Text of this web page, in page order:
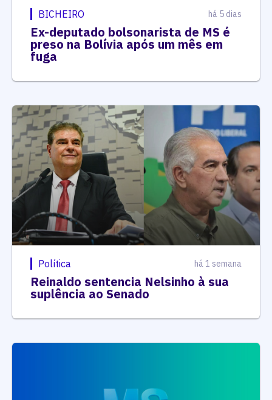
BICHEIRO há 5 dias
Ex-deputado bolsonarista de MS é
preso na Bolívia após um mês em
fuga
Política há 1 semana
Reinaldo sentencia Nelsinho à sua
suplência ao Senado